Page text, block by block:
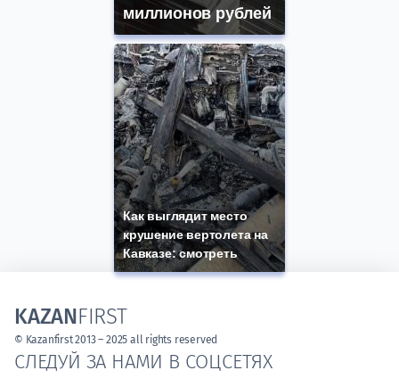
миллионов рублей
Как выглядит место
крушение вертолета на
Кавказе: смотреть
СЛЕДУЙ ЗА НАМИ В СОЦСЕТЯХ
KAZANFIRST
© Kazanfirst 2013 – 2025 all rights reserved